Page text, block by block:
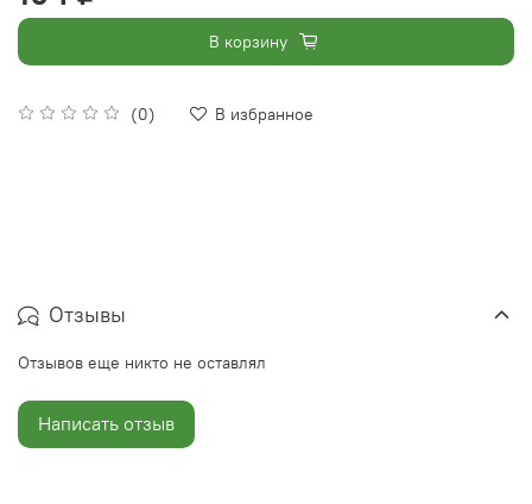
(0) В избранное
В корзину
Отзывы
Отзывов еще никто не оставлял
Написать отзыв